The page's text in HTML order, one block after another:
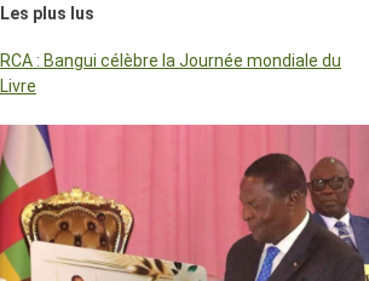
Les plus lus
RCA : Bangui célèbre la Journée mondiale du
Livre